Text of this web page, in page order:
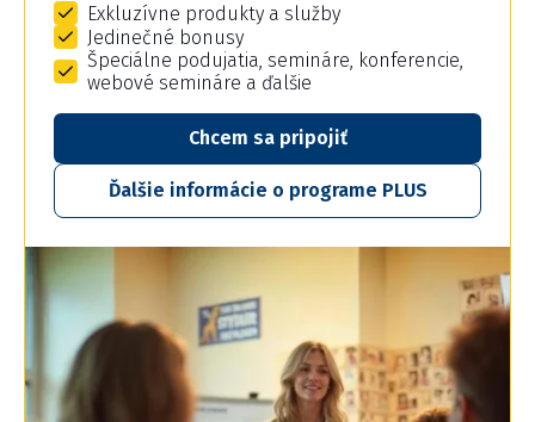
Exkluzívne produkty a služby
Jedinečné bonusy
Špeciálne podujatia, semináre, konferencie,
webové semináre a ďalšie
Chcem sa pripojiť
Ďalšie informácie o programe PLUS